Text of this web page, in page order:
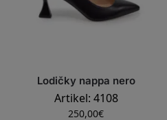
Lodičky nappa nero
Artikel: 4108
250,00€